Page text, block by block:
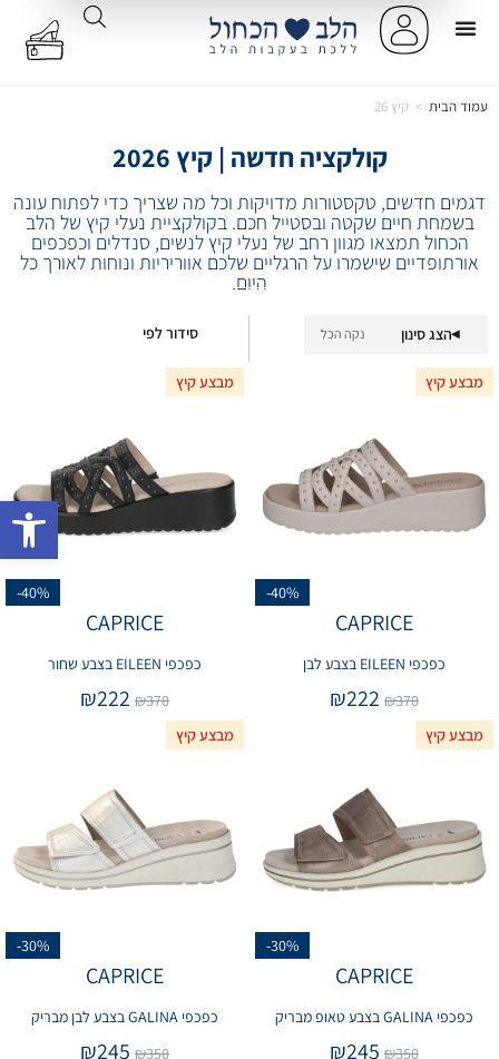
עמוד הבית > קיץ 26
קולקציה חדשה | קיץ 2026
דגמים חדשים, טקסטורות מדויקות וכל מה שצריך כדי לפתוח עונה
בשמחת חיים שקטה ובסטייל חכם. בקולקציית נעלי קיץ של הלב
הכחול תמצאו מגוון רחב של נעלי קיץ לנשים, סנדלים וכפכפים
אורתופדיים שישמרו על הרגליים שלכם אווריריות ונוחות לאורך כל
היום.
▾הצג סינון נקה הכל סידור לפי
מבצע קיץ
-40%
CAPRICE
כפכפי EILEEN בצבע לבן
₪370
₪222
מבצע קיץ
-40%
CAPRICE
כפכפי EILEEN בצבע שחור
₪370
₪222
מבצע קיץ
-30%
CAPRICE
כפכפי GALINA בצבע טאופ מבריק
₪350
₪245
מבצע קיץ
-30%
CAPRICE
כפכפי GALINA בצבע לבן מבריק
₪350
₪245